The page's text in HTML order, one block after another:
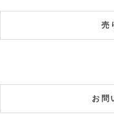
売
お問